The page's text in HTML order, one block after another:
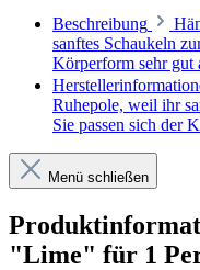
Beschreibung
sanftes Schaukeln
Körperform sehr
Ruhepole, weil ihr
Sie passen sich der
Menü schließen
"Lime" für 1